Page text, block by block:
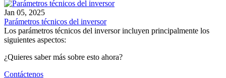
Jan 05, 2025
Parámetros técnicos del inversor
Los parámetros técnicos del inversor incluyen principalmente los
siguientes aspectos:
¿Quieres saber más sobre esto ahora?
Contáctenos